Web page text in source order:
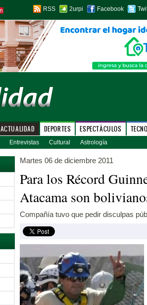
RSS 2urpi Facebook
ACTUALIDAD DEPORTES ESPECTÁCULOS
Entrevistas Cultural Astrología
Martes 06 de diciembre 2011
Para los Récord
Atacama son
Compañía tuvo que pedir disculpas